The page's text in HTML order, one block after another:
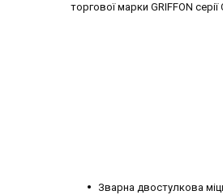
торгової марки GRIFFON
Зварна двостулкова